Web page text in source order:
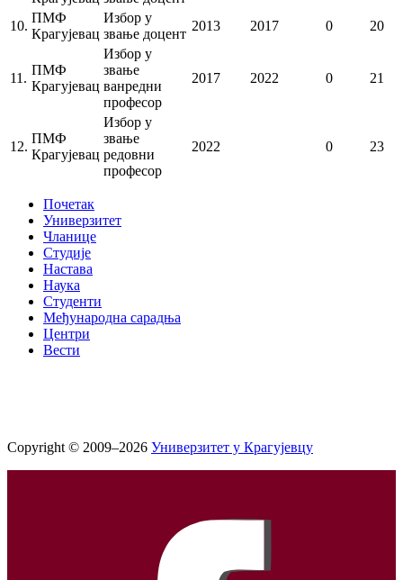
10.
ПМФ
Крагујевац
Избор у
звање доцент
2013 2017 0 20
11.
ПМФ
Крагујевац
Избор у
звање
ванредни
професор
2017 2022 0 21
12.
ПМФ
Крагујевац
Избор у
звање
редовни
професор
2022 0 23
Почетак
Универзитет
Чланице
Студије
Настава
Наука
Студенти
Међународна сарадња
Центри
Вести
Copyright © 2009–2026 Универзитет у Крагујевцу